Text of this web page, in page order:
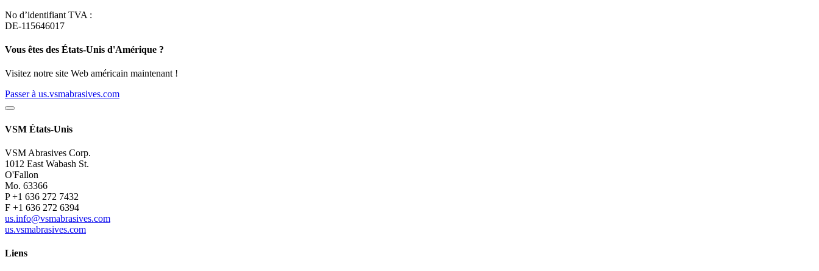
No d’identifiant TVA :
DE-115646017
Vous êtes des États-Unis d'Amérique ?
Visitez notre site Web américain maintenant !
Passer à us.vsmabrasives.com
VSM États-Unis
VSM Abrasives Corp.
1012 East Wabash St.
O'Fallon
Mo. 63366
P +1 636 272 7432
F +1 636 272 6394
us.info@vsmabrasives.com
us.vsmabrasives.com
Liens